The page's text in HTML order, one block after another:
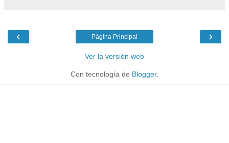
‹ ›
Página Principal
Ver la versión web
Con tecnología de Blogger.